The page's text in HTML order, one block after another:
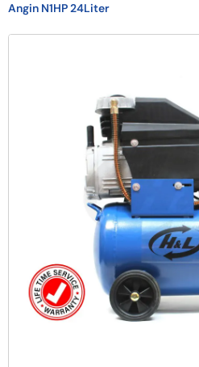
Angin N1HP 24Liter